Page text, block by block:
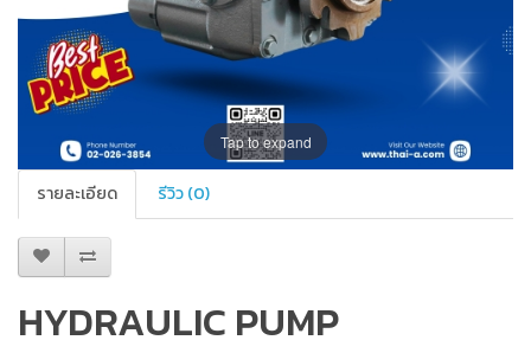
Tap to expand
รายละเอียด รีวิว (0)
HYDRAULIC PUMP